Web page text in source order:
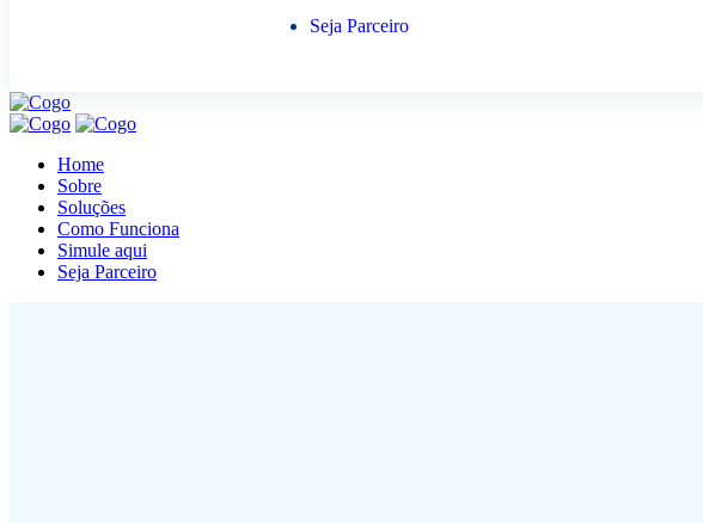
Seja Parceiro
Home
Sobre
Soluções
Como Funciona
Simule aqui
Seja Parceiro